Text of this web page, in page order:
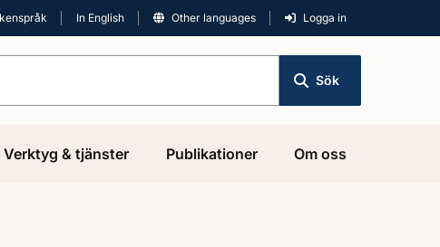
In English Other languages Logga in
Sök
Verktyg & tjänster Publikationer Om oss